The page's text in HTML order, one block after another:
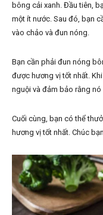
bông cải xanh. Đầu tiên,
một ít nước. Sau đó, bạn
vào chảo và đun nóng.
Bạn cần phải đun nóng
được hương vị tốt nhất.
nguội và đảm bảo rằng
Cuối cùng, bạn có thể
hương vị tốt nhất. Chúc